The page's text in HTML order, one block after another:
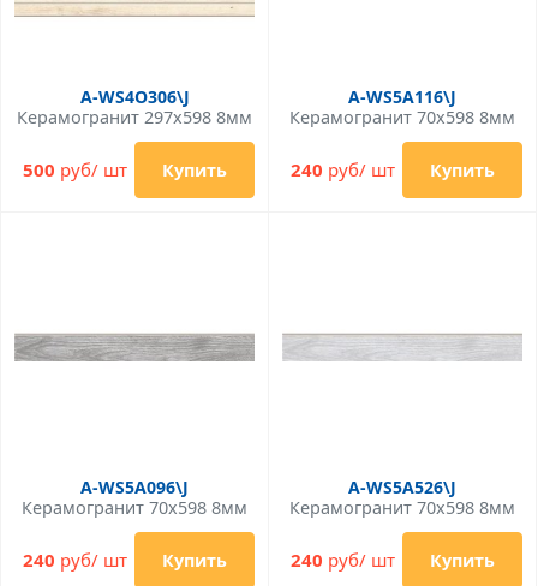
A-WS4O306\J
Керамогранит 297x598 8мм
500 руб/ шт Купить
A-WS5A116\J
Керамогранит 70x598 8мм
240 руб/ шт Купить
A-WS5A096\J
Керамогранит 70x598 8мм
240 руб/ шт Купить
A-WS5A526\J
Керамогранит 70x598 8мм
240 руб/ шт Купить